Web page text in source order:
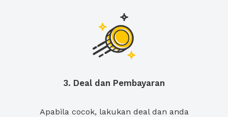
3. Deal dan Pembayaran
Apabila cocok, lakukan deal dan anda